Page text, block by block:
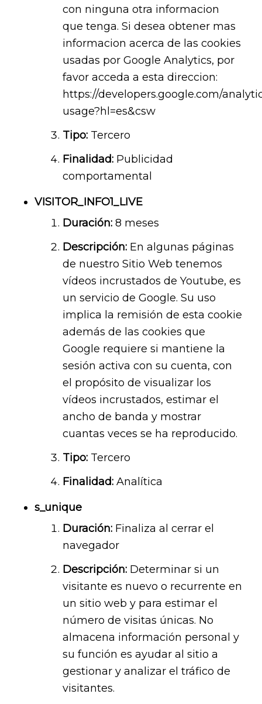
con ninguna otra informacion
que tenga. Si desea obtener mas
informacion acerca de las cookies
usadas por Google Analytics, por
favor acceda a esta direccion:
https://developers.google.com/
usage?hl=es&csw
Tipo:Tercero
Finalidad:Publicidad
comportamental
VISITOR_INFO1_LIVE
Duración:8 meses
Descripción:En algunas páginas
de nuestro Sitio Web tenemos
vídeos incrustados de Youtube, es
un servicio de Google. Su uso
implica la remisión de esta cookie
además de las cookies que
Google requiere si mantiene la
sesión activa con su cuenta, con
el propósito de visualizar los
vídeos incrustados, estimar el
ancho de banda y mostrar
cuantas veces se ha reproducido.
Tipo:Tercero
Finalidad:Analítica
s_unique
Duración:Finaliza al cerrar el
navegador
Descripción:Determinar si un
visitante es nuevo o recurrente en
un sitio web y para estimar el
número de visitas únicas. No
almacena información personal y
su función es ayudar al sitio a
gestionar y analizar el tráfico de
visitantes.